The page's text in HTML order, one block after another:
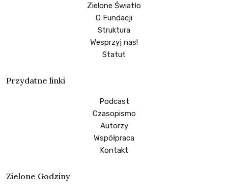
Zielone Światło
O Fundacji
Struktura
Wesprzyj nas!
Statut
Przydatne linki
Podcast
Czasopismo
Autorzy
Współpraca
Kontakt
Zielone Godziny